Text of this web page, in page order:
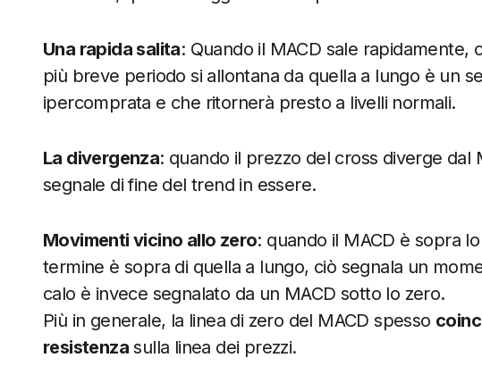
Una rapida salita: Quando il MACD sale rapidamente,
più breve periodo si allontana da quella a lungo è un
ipercomprata e che ritornerà presto a livelli normali.
La divergenza: quando il prezzo del cross diverge dal
segnale di fine del trend in essere.
Movimenti vicino allo zero: quando il MACD è sopra
termine è sopra di quella a lungo, ciò segnala un
calo è invece segnalato da un MACD sotto lo zero.
Più in generale, la linea di zero del MACD spesso
resistenza sulla linea dei prezzi.